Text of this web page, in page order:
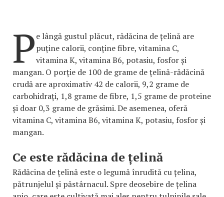
Pe lângă gustul plăcut, rădăcina de țelină are
puține calorii, conține fibre, vitamina C,
vitamina K, vitamina B6, potasiu, fosfor și
mangan. O porție de 100 de grame de țelină-rădăcină
crudă are aproximativ 42 de calorii, 9,2 grame de
carbohidrați, 1,8 grame de fibre, 1,5 grame de proteine
și doar 0,3 grame de grăsimi. De asemenea, oferă
vitamina C, vitamina B6, vitamina K, potasiu, fosfor și
mangan.
Ce este rădăcina de țelină
Rădăcina de țelină este o legumă înrudită cu țelina,
pătrunjelul și păstârnacul. Spre deosebire de țelina